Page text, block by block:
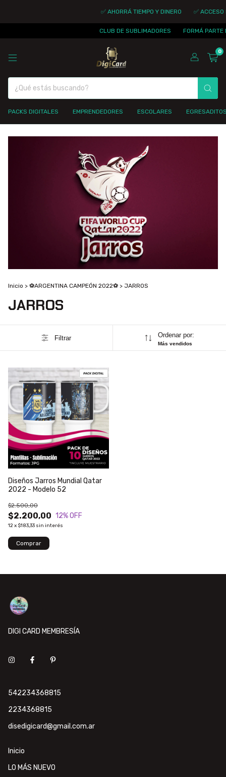
✅ AHORRÁ TIEMPO Y DINERO ✅ ACCESO
CLUB DE SUBLIMADORES FORMÁ PARTE
0
PACKS DIGITALES EMPRENDEDORES ESCOLARES
Inicio > ⚽ARGENTINA CAMPEÓN 2022⚽ > JARROS
JARROS
Filtrar Ordenar por:
Más vendidos
Diseños Jarros Mundial Qatar
2022 - Modelo 52
$2.200,00
$2.500,00
12% OFF
12x $183,33 sin interés
DIGI CARD MEMBRESÍA
542234368815
2234368815
disedigicard@gmail.com.ar
Inicio
LO MÁS NUEVO